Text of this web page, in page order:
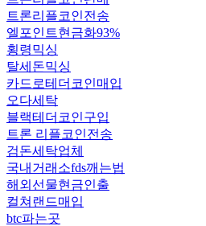
트론리플코인전송
엘포인트현금화93%
횡령믹싱
탈세돈믹싱
카드로테더코인매입
오다세탁
블랙테더코인구입
트론 리플코인전송
검돈세탁업체
국내거래소fds깨는법
해외선물현금인출
컬쳐랜드매입
btc파는곳